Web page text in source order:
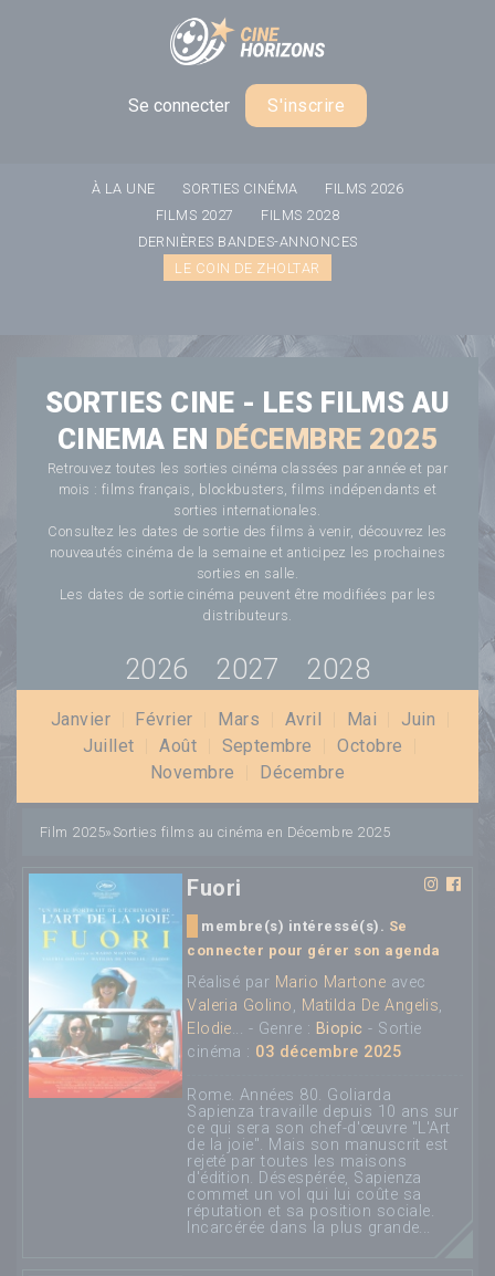
Se connecter S'inscrire
À LA UNE SORTIES CINÉMA
FILMS 2026
FILMS 2027
FILMS 2028
DERNIÈRES BANDES-ANNONCES
LE COIN DE ZHOLTAR
SORTIES CINE - LES FILMS AU
CINEMA EN DÉCEMBRE 2025
Retrouvez toutes les sorties cinéma classées par année et par
mois : films français, blockbusters, films indépendants et
sorties internationales.
Consultez les dates de sortie des films à venir, découvrez les
nouveautés cinéma de la semaine et anticipez les prochaines
sorties en salle.
Les dates de sortie cinéma peuvent être modifiées par les
distributeurs.
2026 2027 2028
Janvier Février Mars Avril Mai Juin
Juillet
Août Septembre Octobre
Novembre
Décembre
Film 2025» Sorties films au cinéma en Décembre 2025
Fuori
membre(s) intéressé(s). Se
connecter pour gérer son agenda
Réalisé par Mario Martone avec
Valeria Golino, Matilda De Angelis,
Elodie... - Genre : Biopic - Sortie
cinéma : 03 décembre 2025
Rome. Années 80. Goliarda
Sapienza travaille depuis 10 ans sur
ce qui sera son chef-d'œuvre "L'Art
de la joie". Mais son manuscrit est
rejeté par toutes les maisons
d'édition. Désespérée, Sapienza
commet un vol qui lui coûte sa
réputation et sa position sociale.
Incarcérée dans la plus grande...
Panneau de gestion des cookies